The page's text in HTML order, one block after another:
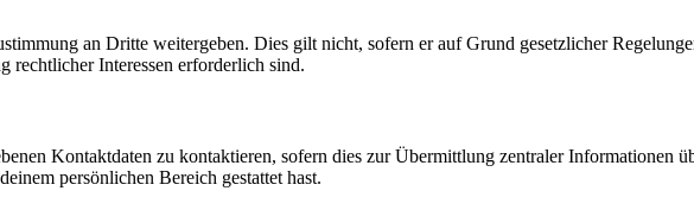
an Dritte weitergeben. Dies gilt nicht, sofern er auf Grund gesetzlicher
rechtlicher Interessen erforderlich sind.
Kontaktdaten zu kontaktieren, sofern dies zur Übermittlung zentraler Informationen
persönlichen Bereich gestattet hast.